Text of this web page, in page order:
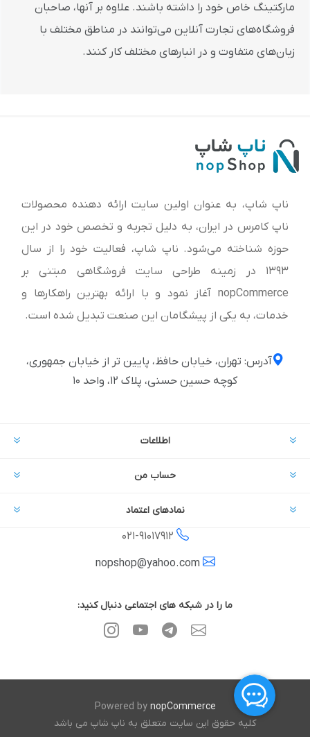
مارکتینگ خاص خود را داشته باشند. علاوه بر آنها، صاحبان
فروشگاه‌های تجارت آنلاین می‌توانند در مناطق مختلف با
زبان‌های متفاوت و در انبار‌های مختلف کار کنند.
ناپ شاپ، به عنوان اولین سایت ارائه‌ دهنده محصولات
ناپ کامرس در ایران، به دلیل تجربه و تخصص خود در این
حوزه شناخته می‌شود. ناپ شاپ، فعالیت خود را از سال
1393 در زمینه طراحی سایت فروشگاهی مبتنی بر
nopCommerce آغاز نمود و با ارائه بهترین راهکارها و
خدمات، به یکی از پیشگامان این صنعت تبدیل شده است.
آدرس: تهران، خیابان حافظ، پایین تر از خیابان جمهوری،
کوچه حسین حسنی، پلاک ۱۲، واحد ۱۰
اطلاعات
حساب من
نمادهای اعتماد
021-91017912
ما را در شبکه های اجتماعی دنبال کنید:
Powered by nopCommerce
کلیه حقوق این سایت متعلق به ناپ شاپ می باشد